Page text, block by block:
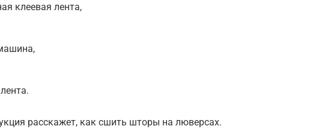
клеевая лента,
расскажет, как сшить шторы на люверсах.